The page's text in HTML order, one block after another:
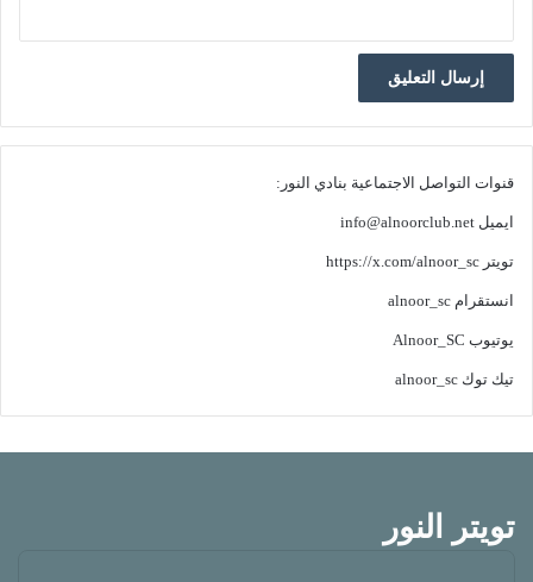
قنوات التواصل الاجتماعية بنادي النور:
ايميل info@alnoorclub.net
تويتر https://x.com/alnoor_sc
انستقرام alnoor_sc
يوتيوب Alnoor_SC
تيك توك alnoor_sc
تويتر النور